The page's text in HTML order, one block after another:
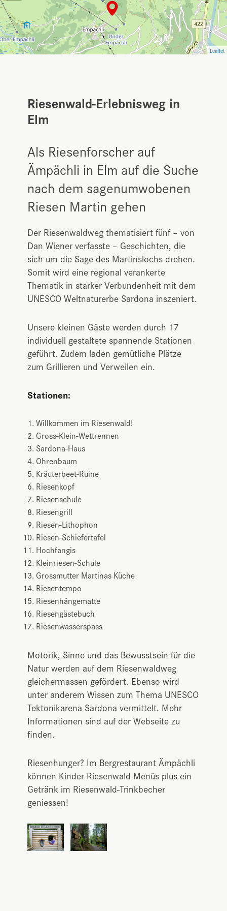
Leaflet
Riesenwald-Erlebnisweg in
Elm
Als Riesenforscher auf
Ämpächli in Elm auf die Suche
nach dem sagenumwobenen
Riesen Martin gehen
Der Riesenwaldweg thematisiert fünf – von
Dan Wiener verfasste – Geschichten, die
sich um die Sage des Martinslochs drehen.
Somit wird eine regional verankerte
Thematik in starker Verbundenheit mit dem
UNESCO Weltnaturerbe Sardona inszeniert.
Unsere kleinen Gäste werden durch 17
individuell gestaltete spannende Stationen
geführt. Zudem laden gemütliche Plätze
zum Grillieren und Verweilen ein.
Stationen:
Willkommen im Riesenwald!
Gross-Klein-Wettrennen
Sardona-Haus
Ohrenbaum
Kräuterbeet-Ruine
Riesenkopf
Riesenschule
Riesengrill
Riesen-Lithophon
Riesen-Schiefertafel
Hochfangis
Kleinriesen-Schule
Grossmutter Martinas Küche
Riesentempo
Riesenhängematte
Riesengästebuch
Riesenwasserspass
Motorik, Sinne und das Bewusstsein für die
Natur werden auf dem Riesenwaldweg
gleichermassen gefördert. Ebenso wird
unter anderem Wissen zum Thema UNESCO
Tektonikarena Sardona vermittelt. Mehr
Informationen sind auf der Webseite zu
finden.
Riesenhunger? Im Bergrestaurant Ämpächli
können Kinder Riesenwald-Menüs plus ein
Getränk im Riesenwald-Trinkbecher
geniessen!